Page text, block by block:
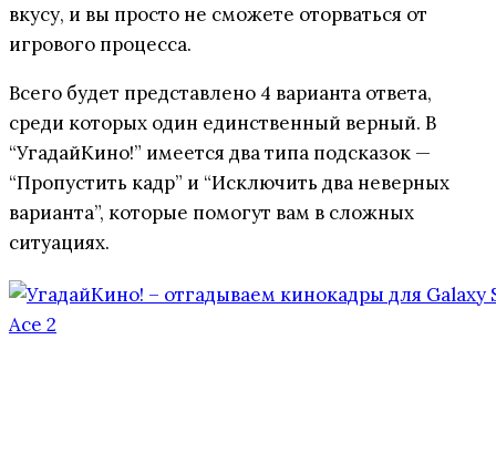
вкусу, и вы просто не сможете оторваться от
игрового процесса.
Всего будет представлено 4 варианта ответа,
среди которых один единственный верный. В
“УгадайКино!” имеется два типа подсказок —
“Пропустить кадр” и “Исключить два неверных
варианта”, которые помогут вам в сложных
ситуациях.